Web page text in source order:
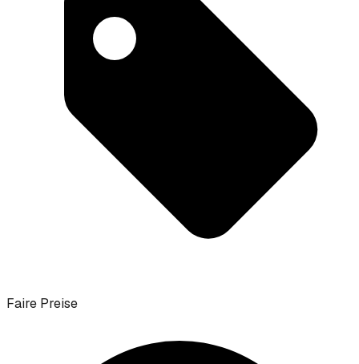
Faire Preise